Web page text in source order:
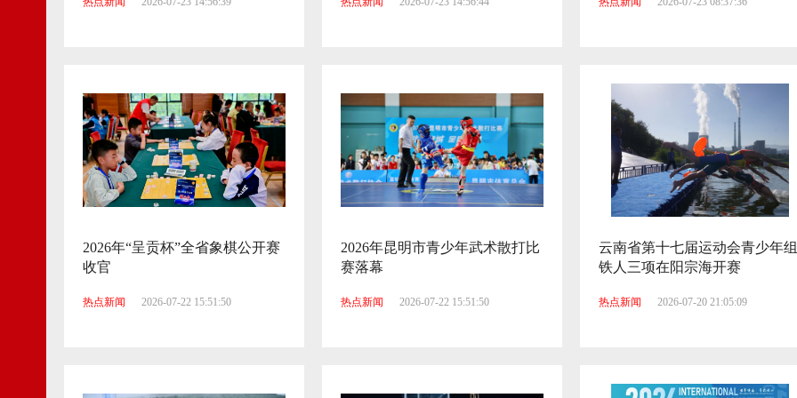
2026年“呈贡杯”全省象棋公开赛
收官
热点新闻 2026-07-22 15:51:50
2026年昆明市青少年武术散打比
赛落幕
热点新闻 2026-07-22 15:51:50
云南省第十七届运动会青少年组
铁人三项在阳宗海开赛
热点新闻 2026-07-20 21:05:09